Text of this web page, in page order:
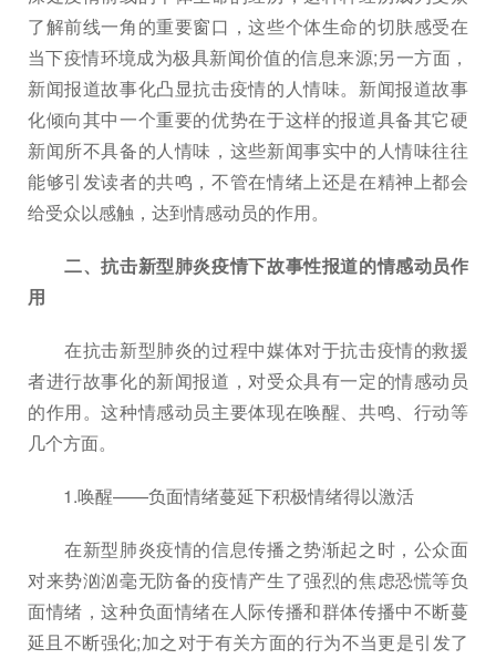
了解前线一角的重要窗口，这些个体生命的切肤感受在
当下疫情环境成为极具新闻价值的信息来源;另一方面，
新闻报道故事化凸显抗击疫情的人情味。新闻报道故事
化倾向其中一个重要的优势在于这样的报道具备其它硬
新闻所不具备的人情味，这些新闻事实中的人情味往往
能够引发读者的共鸣，不管在情绪上还是在精神上都会
给受众以感触，达到情感动员的作用。
二、抗击新型肺炎疫情下故事性报道的情感动员作
用
在抗击新型肺炎的过程中媒体对于抗击疫情的救援
者进行故事化的新闻报道，对受众具有一定的情感动员
的作用。这种情感动员主要体现在唤醒、共鸣、行动等
几个方面。
1.唤醒——负面情绪蔓延下积极情绪得以激活
在新型肺炎疫情的信息传播之势渐起之时，公众面
对来势汹汹毫无防备的疫情产生了强烈的焦虑恐慌等负
面情绪，这种负面情绪在人际传播和群体传播中不断蔓
延且不断强化;加之对于有关方面的行为不当更是引发了